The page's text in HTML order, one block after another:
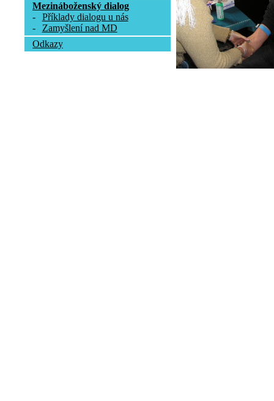
Mezináboženský dialog
-
Příklady dialogu u nás
-
Zamyšlení nad MD
Odkazy